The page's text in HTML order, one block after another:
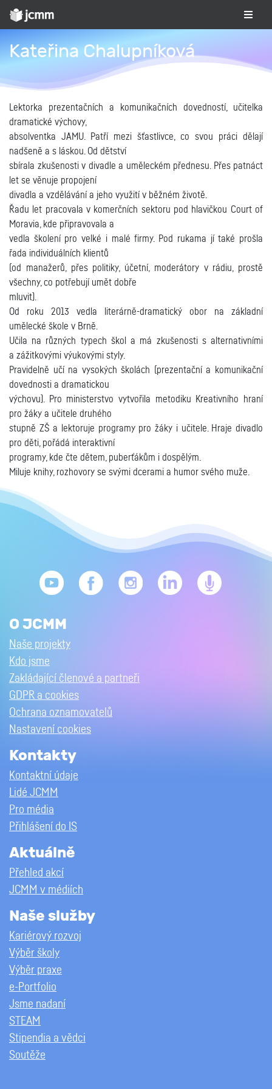
Kateřina Chalupníková
Lektorka prezentačních a komunikačních dovedností, učitelka
dramatické výchovy,
absolventka JAMU. Patří mezi šťastlivce, co svou práci dělají
nadšeně a s láskou. Od dětství
sbírala zkušenosti v divadle a uměleckém přednesu. Přes patnáct
let se věnuje propojení
divadla a vzdělávání a jeho využití v běžném životě.
Řadu let pracovala v komerčních sektoru pod hlavičkou Court of
Moravia, kde připravovala a
vedla školení pro velké i malé firmy. Pod rukama jí také prošla
řada individuálních klientů
(od manažerů, přes politiky, účetní, moderátory v rádiu, prostě
všechny, co potřebují umět dobře
mluvit).
Od roku 2013 vedla literárně-dramatický obor na základní
umělecké škole v Brně.
Učila na různých typech škol a má zkušenosti s alternativními
a zážitkovými výukovými styly.
Pravidelně učí na vysokých školách (prezentační a komunikační
dovednosti a dramatickou
výchovu). Pro ministerstvo vytvořila metodiku Kreativního hraní
pro žáky a učitele druhého
stupně ZŠ a lektoruje programy pro žáky i učitele. Hraje divadlo
pro děti, pořádá interaktivní
programy, kde čte dětem, puberťákům i dospělým.
Miluje knihy, rozhovory se svými dcerami a humor svého muže.
O JCMM
Naše projekty
Kdo jsme
Zakládající členové a partneři
GDPR a cookies
Ochrana oznamovatelů
Nastavení cookies
Kontakty
Kontaktní údaje
Lidé JCMM
Pro média
Přihlášení do IS
Aktuálně
Přehled akcí
JCMM v médiích
Naše služby
Kariérový rozvoj
Výběr školy
Výběr praxe
e-Portfolio
Jsme nadaní
STEAM
Stipendia a vědci
Soutěže